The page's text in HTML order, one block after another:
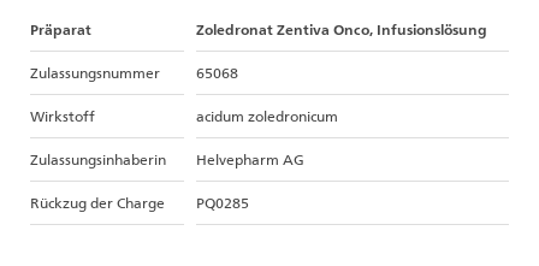
Präparat Zoledronat Zentiva Onco, Infusionslösung
Zulassungsnummer 65068
Wirkstoff acidum zoledronicum
Zulassungsinhaberin Helvepharm AG
Rückzug der Charge PQ0285